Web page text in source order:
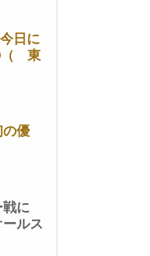
日に
（ 東
優
に
ルス